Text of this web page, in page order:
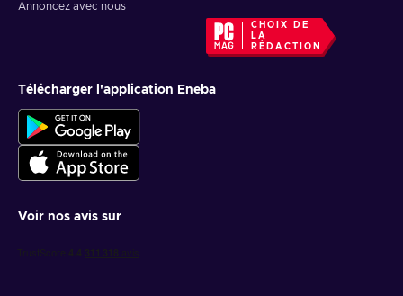
Annoncez avec nous
CHOIX DE
LA
RÉDACTION
Télécharger l'application Eneba
Voir nos avis sur